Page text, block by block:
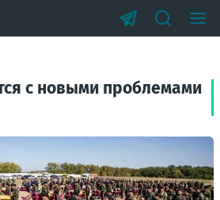
с новыми проблемами